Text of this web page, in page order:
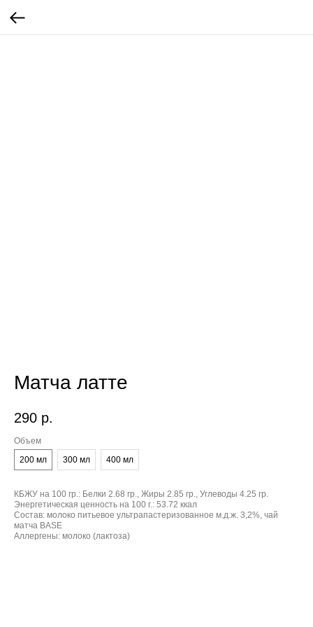
Матча латте
290 р.
Объем
200 мл
300 мл 400 мл
КБЖУ на 100 гр.: Белки 2.68 гр., Жиры 2.85 гр., Углеводы 4.25 гр.
Энергетическая ценность на 100 г.: 53.72 ккал
Состав: молоко питьевое ультрапастеризованное м.д.ж. 3,2%, чай
матча BASE
Аллергены: молоко (лактоза)